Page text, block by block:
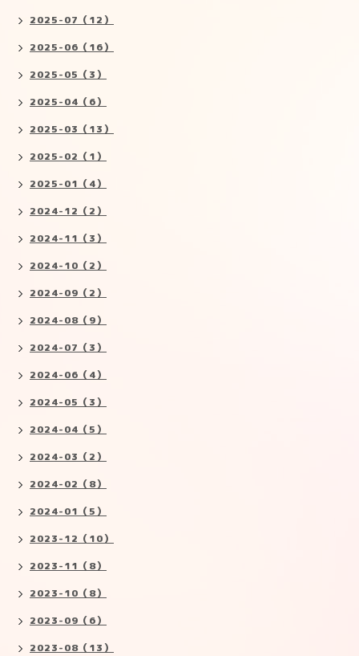
2025-07（12）
2025-06（16）
2025-05（3）
2025-04（6）
2025-03（13）
2025-02（1）
2025-01（4）
2024-12（2）
2024-11（3）
2024-10（2）
2024-09（2）
2024-08（9）
2024-07（3）
2024-06（4）
2024-05（3）
2024-04（5）
2024-03（2）
2024-02（8）
2024-01（5）
2023-12（10）
2023-11（8）
2023-10（8）
2023-09（6）
2023-08（13）